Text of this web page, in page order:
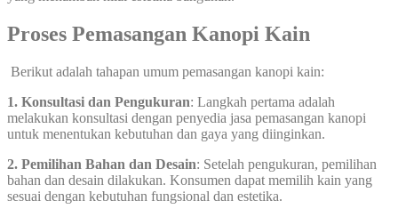
Proses Pemasangan Kanopi Kain
Berikut adalah tahapan umum pemasangan kanopi kain:
1. Konsultasi dan Pengukuran: Langkah pertama adalah
melakukan konsultasi dengan penyedia jasa pemasangan kanopi
untuk menentukan kebutuhan dan gaya yang diinginkan.
2. Pemilihan Bahan dan Desain: Setelah pengukuran, pemilihan
bahan dan desain dilakukan. Konsumen dapat memilih kain yang
sesuai dengan kebutuhan fungsional dan estetika.